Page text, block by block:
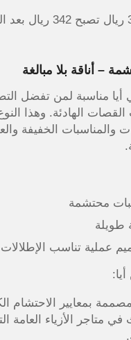
جلابية بسعر 380 ريال
– أناقة بلا مبالغة
أيا مناسبة لمن تفضل
الهادئة. وهذا
والمناسبات الخفيفة
محتشمة
طويلة
عملية تناسب الإطلالات
بمعايير الاحتشام
في متاجر الأزياء العامة